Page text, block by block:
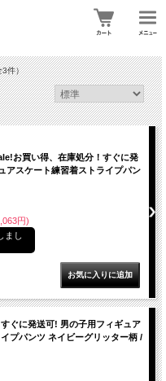
3件）
お買い得、在庫処分！すぐに発
アスケート練習着ストライプパン
円)
まし
すぐに発送可! 男の子用フィギュア
プパンツ ネイビーグリッター柄 /